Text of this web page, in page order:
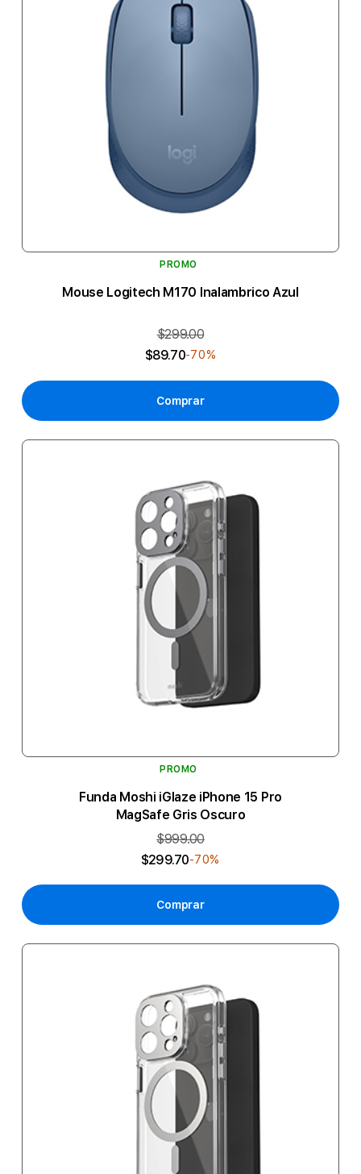
PROMO
Mouse Logitech M170 Inalambrico Azul
$299.00
$89.70-70%
Comprar
PROMO
Funda Moshi iGlaze iPhone 15 Pro
MagSafe Gris Oscuro
$999.00
$299.70-70%
Comprar